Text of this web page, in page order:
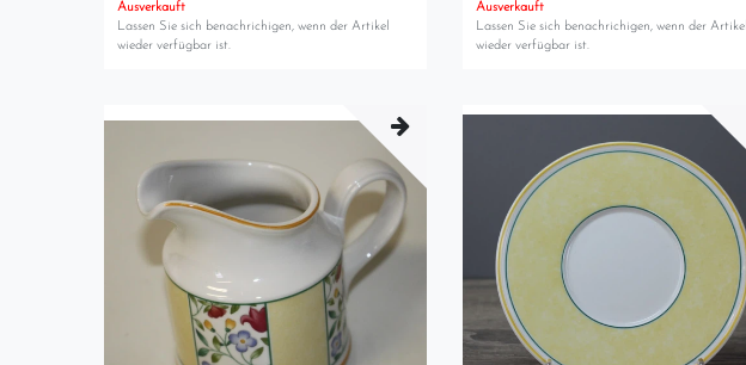
Ausverkauft
Lassen Sie sich benachrichigen, wenn der Artikel
wieder verfügbar ist.
Ausverkauft
Lassen Sie sich benachrichigen, wenn der Artikel
wieder verfügbar ist.